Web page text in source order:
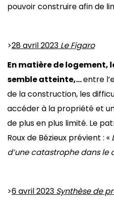
pouvoir construire afin de
>28 avril 2023 Le Figaro
En matière de logement,
semble atteinte,…entre
de la construction, les
accéder à la propriété et
de plus en plus limité. Le
Roux de Bézieux prévient : «
d’une catastrophe dans
>6 avril 2023 Synthèse de